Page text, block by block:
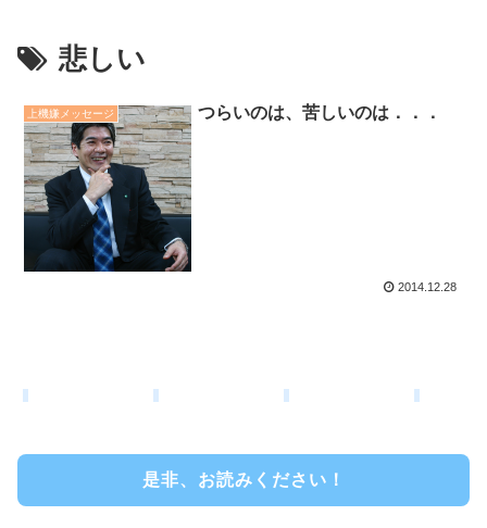
悲しい
上機嫌メッセージ つらいのは、苦しいのは．．．
2014.12.28
是非、お読みください！